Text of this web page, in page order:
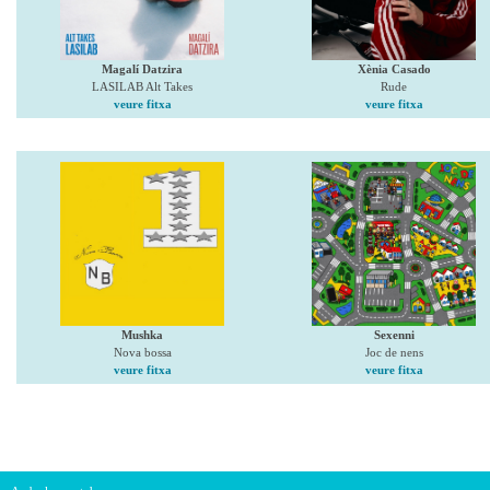
Magalí Datzira
LASILAB Alt Takes
veure fitxa
Xènia Casado
Rude
veure fitxa
Mushka
Nova bossa
veure fitxa
Sexenni
Joc de nens
veure fitxa